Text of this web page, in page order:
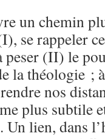
un chemin
se rappeler
(II) le
la théologie
nos
plus subtile
Un lien, dans